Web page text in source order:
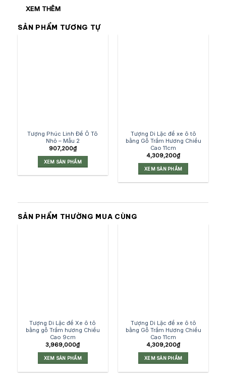
XEM THÊM
SẢN PHẨM TƯƠNG TỰ
Tượng Phúc Linh Để Ô Tô
Nhỏ – Mẫu 2
907,200₫
XEM SẢN PHẨM
Tượng Di Lặc để xe ô tô
bằng Gỗ Trầm Hương Chiều
Cao 11cm
4,309,200₫
XEM SẢN PHẨM
SẢN PHẨM THƯỜNG MUA CÙNG
Tượng Di Lặc để Xe ô tô
bằng gỗ Trầm hương Chiều
Cao 9cm
3,969,000₫
XEM SẢN PHẨM
Tượng Di Lặc để xe ô tô
bằng Gỗ Trầm Hương Chiều
Cao 11cm
4,309,200₫
XEM SẢN PHẨM